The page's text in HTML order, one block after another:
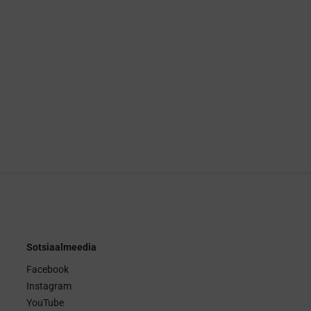
Sotsiaalmeedia
Facebook
Instagram
YouTube